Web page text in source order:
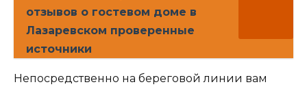
отзывов о гостевом доме в
Лазаревском проверенные
источники
Непосредственно на береговой линии вам